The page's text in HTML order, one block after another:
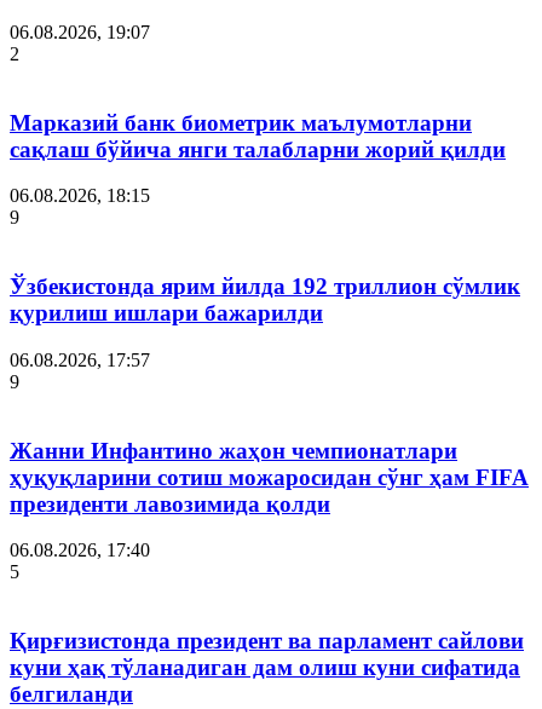
06.08.2026, 19:07
2
Марказий банк биометрик маълумотларни
сақлаш бўйича янги талабларни жорий қилди
06.08.2026, 18:15
9
Ўзбекистонда ярим йилда 192 триллион сўмлик
қурилиш ишлари бажарилди
06.08.2026, 17:57
9
Жанни Инфантино жаҳон чемпионатлари
ҳуқуқларини сотиш можаросидан сўнг ҳам FIFA
президенти лавозимида қолди
06.08.2026, 17:40
5
Қирғизистонда президент ва парламент сайлови
куни ҳақ тўланадиган дам олиш куни сифатида
белгиланди